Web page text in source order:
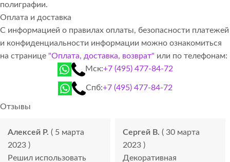
полиграфии.
Оплата и доставка
С информацией о правилах оплаты, безопасности платежей
и конфиденциальности информации можно ознакомиться
на странице "Оплата, доставка, возврат" или по телефонам:
Мск:+7 (495) 477-84-72
Спб:+7 (495) 477-84-72
Отзывы
Алексей Р. ( 5 марта
2023 )
Решил использовать
Сергей В. ( 30 марта
2023 )
Декоративная